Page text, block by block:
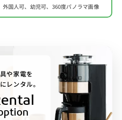
外国人可、幼児可、360度パノラマ画像
や家電を
レンタル。